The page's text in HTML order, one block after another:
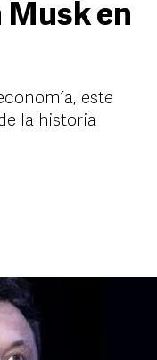
en
este
la historia